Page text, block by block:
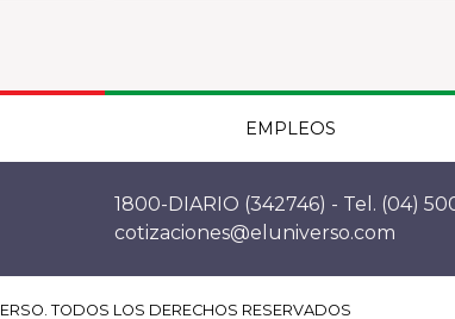
EMPLEOS
1800-DIARIO (342746) - Tel. (04)
cotizaciones@eluniverso.com
TODOS LOS DERECHOS RESERVADOS